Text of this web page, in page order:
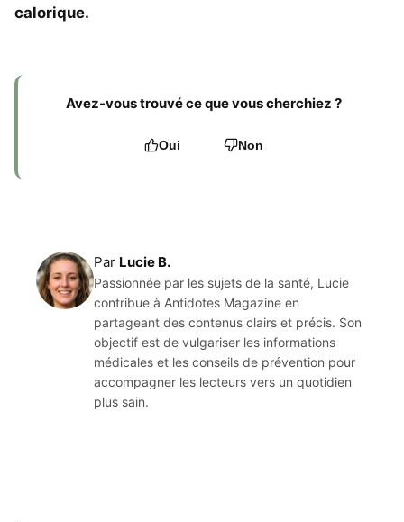
calorique.
Avez-vous trouvé ce que vous cherchiez ?
Oui Non
Par Lucie B.
Passionnée par les sujets de la santé, Lucie
contribue à Antidotes Magazine en
partageant des contenus clairs et précis. Son
objectif est de vulgariser les informations
médicales et les conseils de prévention pour
accompagner les lecteurs vers un quotidien
plus sain.